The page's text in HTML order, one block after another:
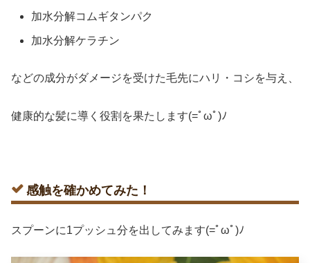
加水分解コムギタンパク
加水分解ケラチン
などの成分がダメージを受けた毛先にハリ・コシを与え、
健康的な髪に導く役割を果たします(=ﾟωﾟ)ﾉ
感触を確かめてみた！
スプーンに1プッシュ分を出してみます(=ﾟωﾟ)ﾉ